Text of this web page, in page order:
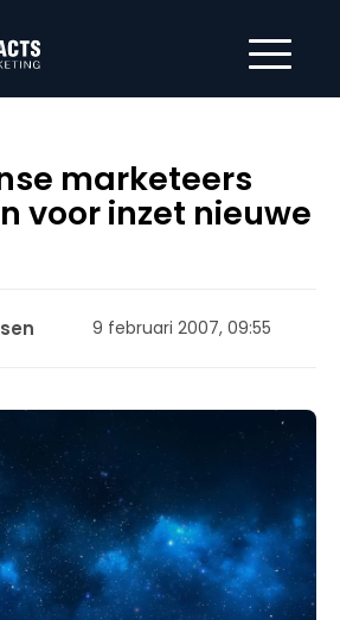
marketeers
voor inzet nieuwe
9 februari 2007, 09:55